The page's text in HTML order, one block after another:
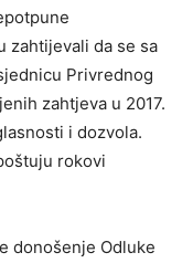
zahtijevali da se sa
Privrednog
zahtjeva u 2017.
i dozvola.
rokovi
donošenje Odluke